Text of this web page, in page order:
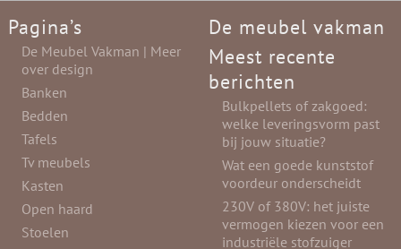
Pagina’s
De Meubel Vakman | Meer
over design
Banken
Bedden
Tafels
Tv meubels
Kasten
Open haard
Stoelen
De meubel vakman
Meest recente
berichten
Bulkpellets of zakgoed:
welke leveringsvorm past
bij jouw situatie?
Wat een goede kunststof
voordeur onderscheidt
230V of 380V: het juiste
vermogen kiezen voor een
industriële stofzuiger